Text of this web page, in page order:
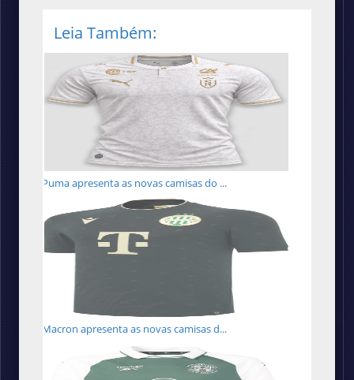
Leia Também:
Puma apresenta as novas camisas do ...
Macron apresenta as novas camisas d...